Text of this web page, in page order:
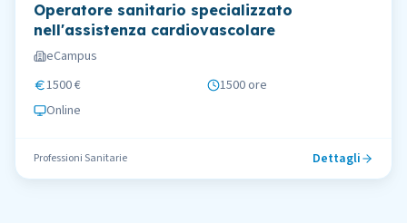
Operatore sanitario specializzato
nell'assistenza cardiovascolare
eCampus
1500 €
1500 ore
Online
Professioni Sanitarie Dettagli